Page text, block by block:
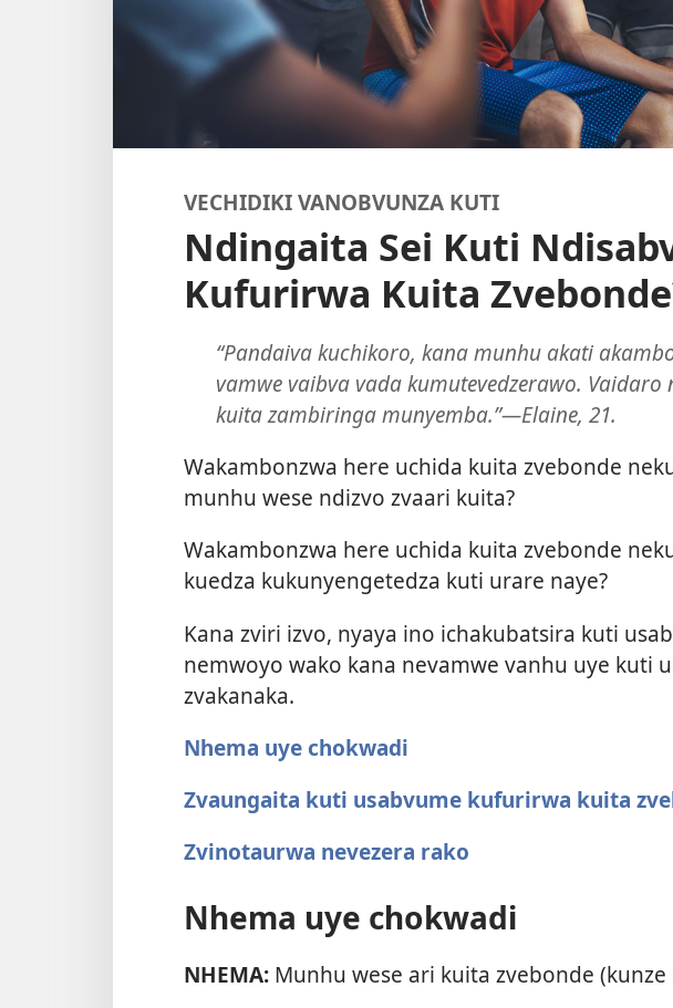
VECHIDIKI VANOBVUNZA KUTI
Ndingaita Sei Kuti
Kufurirwa Kuita
“Pandaiva kuchikoro, kana munhu akati
vamwe vaibva vada kumutevedzerawo.
kuita zambiringa munyemba.”—Elaine, 21.
Wakambonzwa here uchida kuita zvebonde
munhu wese ndizvo zvaari kuita?
Wakambonzwa here uchida kuita zvebonde
kuedza kukunyengetedza kuti urare naye?
Kana zviri izvo, nyaya ino ichakubatsira kuti
nemwoyo wako kana nevamwe vanhu uye kuti
zvakanaka.
Nhema uye chokwadi
Zvaungaita kuti usabvume kufurirwa kuita
Zvinotaurwa nevezera rako
Nhema uye chokwadi
NHEMA: Munhu wese ari kuita zvebonde (kunze